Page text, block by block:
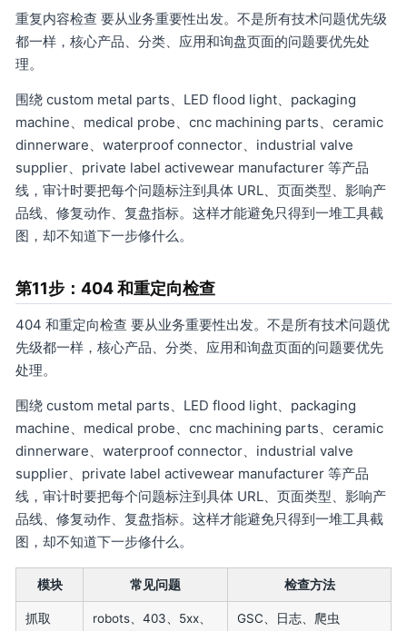
重复内容检查 要从业务重要性出发。不是所有技术问题优先级
都一样，核心产品、分类、应用和询盘页面的问题要优先处
理。
围绕 custom metal parts、LED flood light、packaging
machine、medical probe、cnc machining parts、ceramic
dinnerware、waterproof connector、industrial valve
supplier、private label activewear manufacturer 等产品
线，审计时要把每个问题标注到具体 URL、页面类型、影响产
品线、修复动作、复盘指标。这样才能避免只得到一堆工具截
图，却不知道下一步修什么。
第11步：404 和重定向检查
404 和重定向检查 要从业务重要性出发。不是所有技术问题优
先级都一样，核心产品、分类、应用和询盘页面的问题要优先
处理。
围绕 custom metal parts、LED flood light、packaging
machine、medical probe、cnc machining parts、ceramic
dinnerware、waterproof connector、industrial valve
supplier、private label activewear manufacturer 等产品
线，审计时要把每个问题标注到具体 URL、页面类型、影响产
品线、修复动作、复盘指标。这样才能避免只得到一堆工具截
图，却不知道下一步修什么。
模块 常见问题 检查方法
抓取
robots、403、5xx、
GSC、日志、爬虫